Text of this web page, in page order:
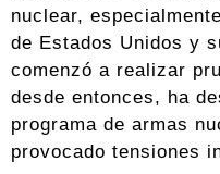
nuclear,
de Estados Unidos y
comenzó a realizar
desde entonces, ha
programa de armas
provocado tensiones